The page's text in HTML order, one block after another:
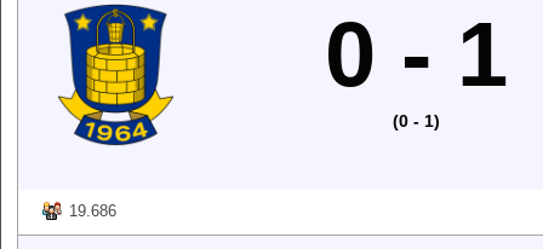
0 - 1
(0 - 1)
19.686